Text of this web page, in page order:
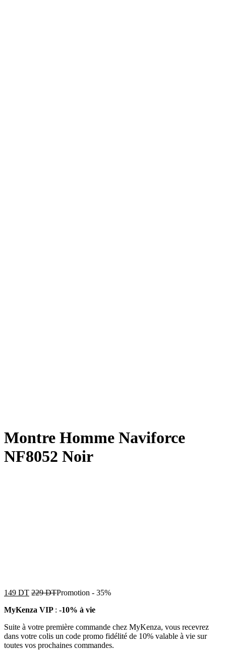
Montre Homme Naviforce
NF8052 Noir
149 DT 229DTPromotion - 35%
MyKenza VIP : -10% à vie
Suite à votre première commande chez MyKenza, vous recevrez
dans votre colis un code promo fidélité de 10% valable à vie sur
toutes vos prochaines commandes.